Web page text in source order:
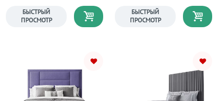
БЫСТРЫЙ
ПРОСМОТР
БЫСТРЫЙ
ПРОСМОТР